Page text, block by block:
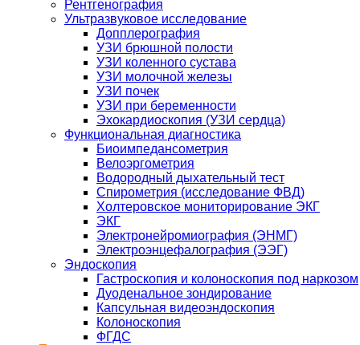
Рентгенография
Ультразвуковое исследование
Допплерография
УЗИ брюшной полости
УЗИ коленного сустава
УЗИ молочной железы
УЗИ почек
УЗИ при беременности
Эхокардиоскопия (УЗИ сердца)
Функциональная диагностика
Биоимпедансометрия
Велоэргометрия
Водородный дыхательный тест
Спирометрия (исследование ФВД)
Холтеровское мониторирование ЭКГ
ЭКГ
Электронейромиография (ЭНМГ)
Электроэнцефалография (ЭЭГ)
Эндоскопия
Гастроскопия и колоноскопия под наркозом
Дуоденальное зондирование
Капсульная видеоэндоскопия
Колоноскопия
ФГДС